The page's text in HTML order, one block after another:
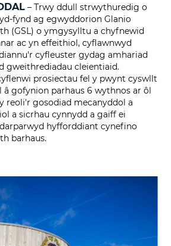
– Trwy ddull strwythuredig o
fynd ag egwyddorion Glanio
(GSL) o ymgysylltu a chyfnewid
ac yn effeithiol, cyflawnwyd
cyfleuster gydag amhariad
gweithrediadau cleientiaid.
prosiectau fel y pwynt cyswllt
â gofynion parhaus 6 wythnos ar ôl
reoli'r gosodiad mecanyddol a
a sicrhau cynnydd a gaiff ei
hyfforddiant cynefino
barhaus.